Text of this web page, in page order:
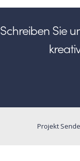
Schreiben Sie
Projekt